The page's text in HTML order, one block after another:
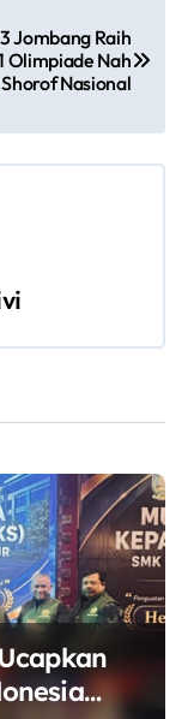
Jombang Raih
Olimpiade Nah
Nasional